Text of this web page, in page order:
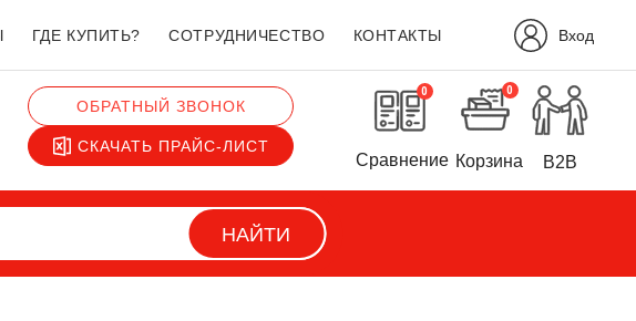
ГДЕ КУПИТЬ? СОТРУДНИЧЕСТВО КОНТАКТЫ Вход
ОБРАТНЫЙ ЗВОНОК
СКАЧАТЬ ПРАЙС-ЛИСТ
0
Сравнение
0
Корзина B2B
НАЙТИ